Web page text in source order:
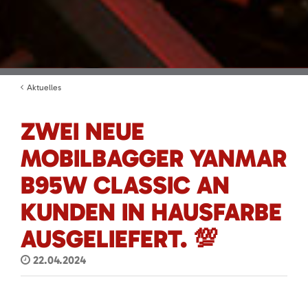
Aktuelles
ZWEI NEUE
MOBILBAGGER YANMAR
B95W CLASSIC AN
KUNDEN IN HAUSFARBE
AUSGELIEFERT. 💯
22.04.2024